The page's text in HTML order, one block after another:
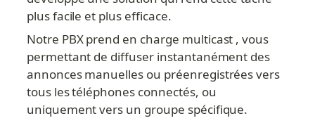
plus facile et plus efficace.
Notre PBX prend en charge multicast , vous
permettant de diffuser instantanément des
annonces manuelles ou préenregistrées vers
tous les téléphones connectés, ou
uniquement vers un groupe spécifique.